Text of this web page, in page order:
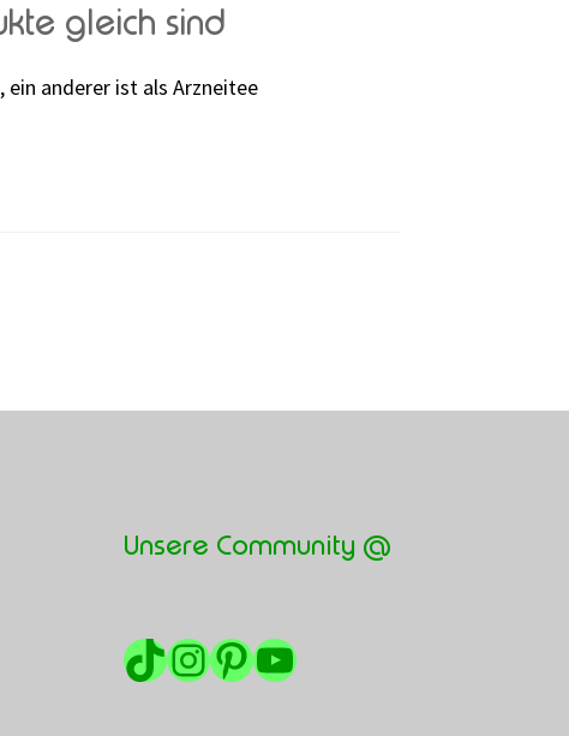
gleich sind
anderer ist als Arzneitee
Unsere Community @
TikTok
Instagram
Pinterest
YouTube